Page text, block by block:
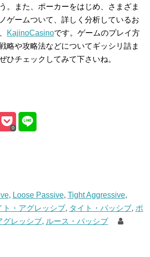
。また、ポーカーをはじめ、さまざま
ゲームついて、詳しく分析しているお
KajinoCasinoです。ゲームのプレイ方
略や攻略法などについてギッシリ詰ま
ひチェックしてみて下さいね。
0
, Loose Passive, Tight Aggressive,
ト・アグレッシブ, タイト・パッシブ, ポ
グレッシブ, ルース・パッシブ